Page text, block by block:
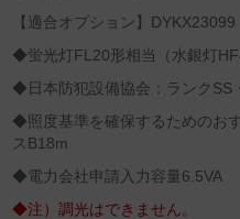
【適合オプション】DYKX23099
◆蛍光灯FL20形相当（水銀灯
◆日本防犯設備協会：ランクSS
◆照度基準を確保するためのお
スB18m
◆電力会社申請入力容量6.5VA
◆注）調光はできません。